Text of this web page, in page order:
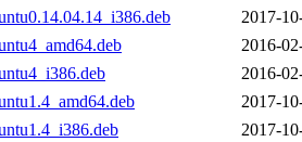
2017-
2016-
2016-
2017-
2017-